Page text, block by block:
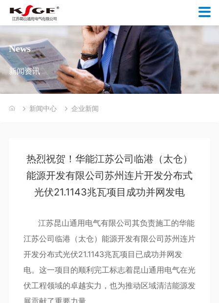
News
新闻资讯
新闻中心 企业新闻
热烈祝贺！华能江苏公司临港（太仓）
能源开发有限公司苏州连片开发分布式
光伏21.1143兆瓦项目成功并网发电
江苏昆山通用电气有限公司其负责施工的华能
江苏公司临港（太仓）能源开发有限公司苏州连片
开发分布式光伏21.1143兆瓦项目已成功并网发
电。这一项目的顺利完工标志着昆山通用电气在光
伏工程领域的卓越实力，也为推动区域清洁能源发